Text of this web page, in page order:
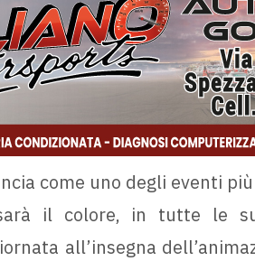
come uno degli eventi
sarà il colore, in tutte le
all’insegna